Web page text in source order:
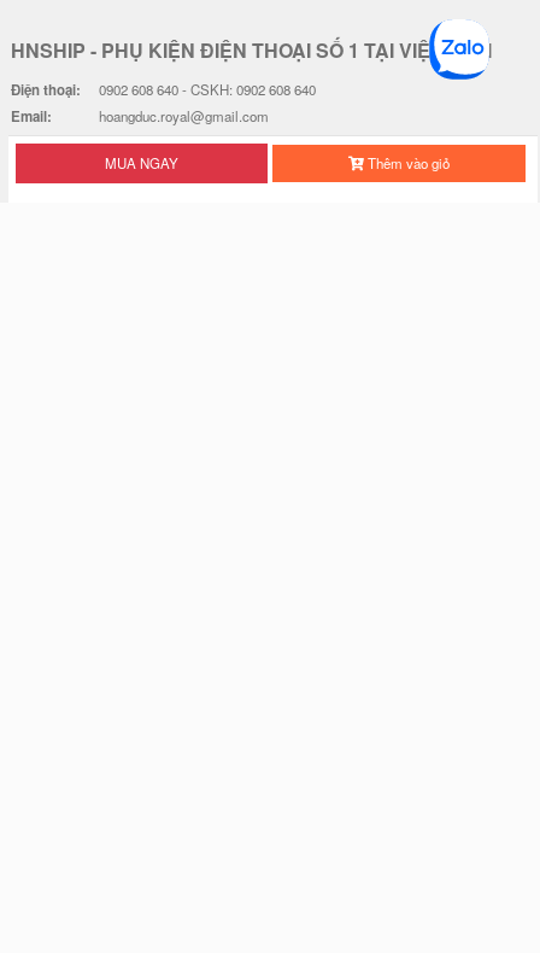
MUA NGAY Thêm vào giỏ
HNSHIP - PHỤ KIỆN ĐIỆN THOẠI SỐ 1 TẠI VIỆT NAM
Điện thoại: 0902 608 640 - CSKH: 0902 608 640
Email: hoangduc.royal@gmail.com
Hotline: 0902 608 640
THỜI GIAN LÀM VIỆC: 7h30-18h Từ T2 - T7